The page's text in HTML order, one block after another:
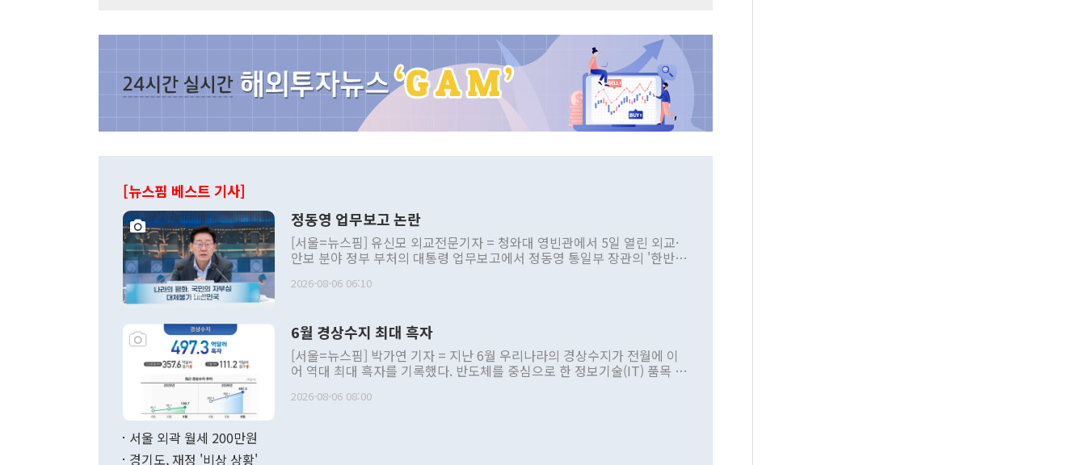
[뉴스핌 베스트 기사]
정동영 업무보고 논란
[서울=뉴스핌] 유신모 외교전문기자 = 청와대 영빈관에서 5일 열린 외교·
안보 분야 정부 부처의 대통령 업무보고에서 정동영 통일부 장관의 '한반도
발언 중에는 정부 내 조율을 거치지 않은 사안을 정책으로 추진하겠다고 공
주의적 희망에 근거한 비현실적 구상'이라는 비판을 내놨다. 그동안 정 장
관의 대북 정책 관련 발언이 물의를 빚은 적은 여러 번 있지만 대통령과 유
관 부처 장관이 공개적으로 부정적 입장을 표명한 것은 이례적이다. 정 장
관의 무리한 대북 접근법과 월권을 제어해야 한다는 목소리도 높아지고 있
다. [정동영 통일부 장관이 지난달 23일 오후 서울 종로구 정부서울청사에
2026-08-06 06:10
6월 경상수지 최대 흑자
[서울=뉴스핌] 박가연 기자 = 지난 6월 우리나라의 경상수지가 전월에 이
어 역대 최대 흑자를 기록했다. 반도체를 중심으로 한 정보기술(IT) 품목 수
료=한국은행] 한국은행이 6일 발표한 '2026년 6월 국제수지(잠정)'에 따르
2026-08-06 08:00
서울 외곽 월세 200만원
경기도, 재정 '비상 상황'